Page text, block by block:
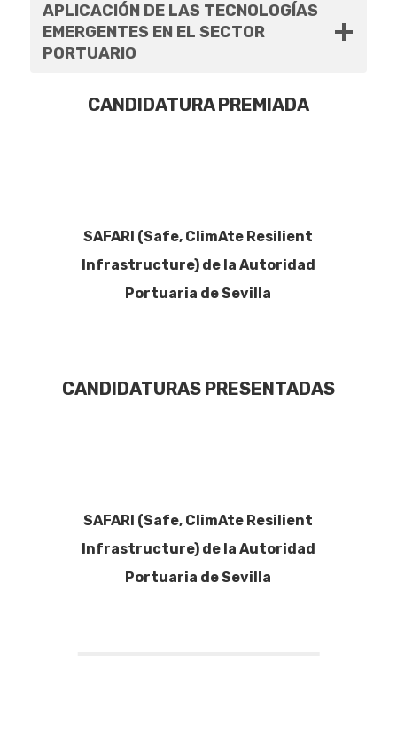
APLICACIÓN DE LAS TECNOLOGÍAS
EMERGENTES EN EL SECTOR
PORTUARIO
CANDIDATURA PREMIADA
SAFARI (Safe, ClimAte Resilient
Infrastructure) de la Autoridad
Portuaria de Sevilla
CANDIDATURAS PRESENTADAS
SAFARI (Safe, ClimAte Resilient
Infrastructure) de la Autoridad
Portuaria de Sevilla